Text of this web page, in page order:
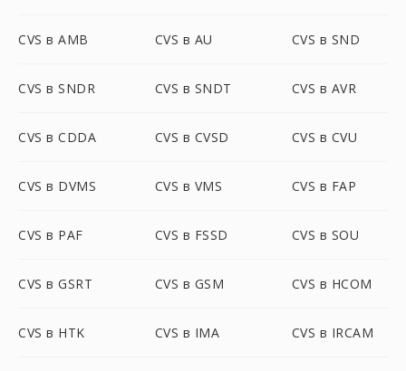
CVS в AMB CVS в AU CVS в SND
CVS в SNDR CVS в SNDT CVS в AVR
CVS в CDDA CVS в CVSD CVS в CVU
CVS в DVMS CVS в VMS CVS в FAP
CVS в PAF CVS в FSSD CVS в SOU
CVS в GSRT CVS в GSM CVS в HCOM
CVS в HTK CVS в IMA CVS в IRCAM